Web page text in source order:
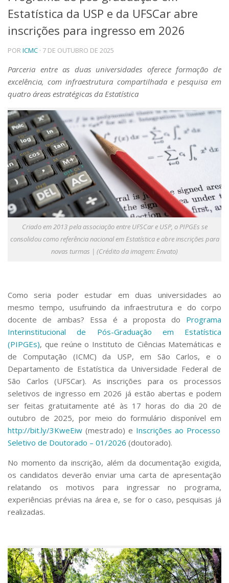
Telefones e Mapas
Pessoas
Ensino
Graduação
Educação a distância
Cursos de Extensão
Pesquisa e Inovação
Linhas de Pesquisa
Centros, Núcleos e Projetos em Rede
Pós-doutorado
Iniciação Científica
Transferência de Tecnologia
Empresas Juniores
Extensão à Comunidade
Projetos, Programas e Cursos
Artes, Cultura e Esportes
Museus e Espaços Interativos
Serviços
Bibliotecas
Outros serviços
Comunicação
Assessorias e Mídias
Aplicativos e Sites
Jornal da USP
Agenda de Eventos
Defesa de Teses
Estatística da USP e da UFSCar abre
inscrições para ingresso em 2026
PORICMC · 7 DE OUTUBRO DE 2025
Parceria entre as duas universidades oferece formação de
excelência, com infraestrutura compartilhada e pesquisa em
quatro áreas estratégicas da Estatística
Criado em 2013 pela associação entre UFSCar e USP, o PIPGEs se
consolidou como referência nacional em Estatística e abre inscrições para
novas turmas | (Crédito da imagem: Envato)
Como seria poder estudar em duas universidades ao
mesmo tempo, usufruindo da infraestrutura e do corpo
docente de ambas? Essa é a proposta do Programa
Interinstitucional de Pós-Graduação em Estatística
(PIPGEs), que reúne o Instituto de Ciências Matemáticas e
de Computação (ICMC) da USP, em São Carlos, e o
Departamento de Estatística da Universidade Federal de
São Carlos (UFSCar). As inscrições para os processos
seletivos de ingresso em 2026 já estão abertas e podem
ser feitas gratuitamente até às 17 horas do dia 20 de
outubro de 2025, por meio do formulário disponível em
http://bit.ly/3KweEiw (mestrado) e Inscrições ao Processo
Seletivo de Doutorado – 01/2026 (doutorado).
No momento da inscrição, além da documentação exigida,
os candidatos deverão enviar uma carta de apresentação
relatando os motivos para ingressar no programa,
experiências prévias na área e, se for o caso, pesquisas já
realizadas.